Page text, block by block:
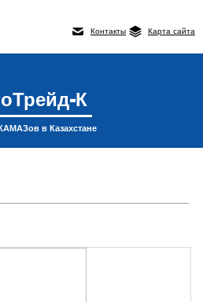
Контакты Карта сайта
К
в Казахстане